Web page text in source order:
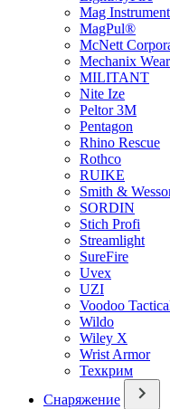
Mag Instrument
MagPul®
McNett
Mechanix Wear
MILITANT
Nite Ize
Peltor 3M
Pentagon
Rhino Rescue
Rothco
RUIKE
Smith &
SORDIN
Stich Profi
Streamlight
SureFire
Uvex
UZI
Voodoo
Wildo
Wiley X
Wrist Armor
Техкрим
Снаряжение